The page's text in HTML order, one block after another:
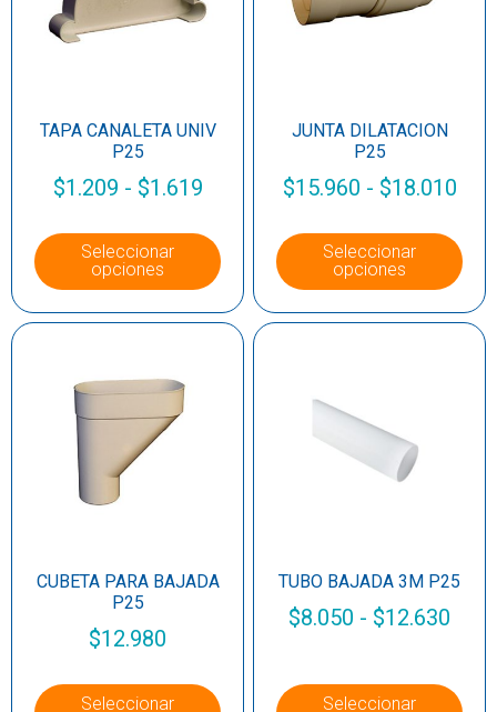
TAPA CANALETA UNIV
P25
$1.209 - $1.619
Seleccionar
opciones
JUNTA DILATACION
P25
$15.960 - $18.010
Seleccionar
opciones
CUBETA PARA BAJADA
P25
$12.980
Seleccionar
TUBO BAJADA 3M P25
$8.050 - $12.630
Seleccionar